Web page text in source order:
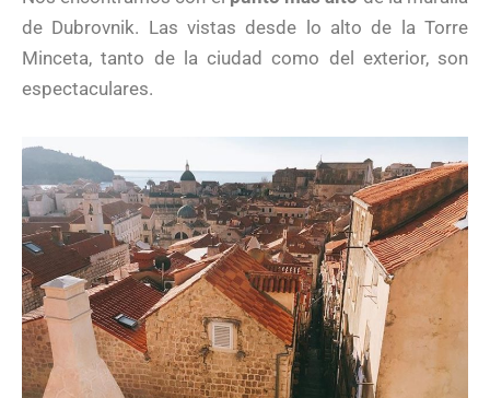
de Dubrovnik. Las vistas desde lo alto de la Torre
Minceta, tanto de la ciudad como del exterior, son
espectaculares.